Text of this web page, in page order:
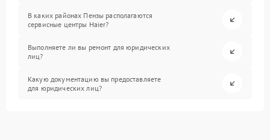
В каких районах Пензы располагаются
сервисные центры Haier?
Выполняете ли вы ремонт для юридических
лиц?
Какую документацию вы предоставляете
для юридических лиц?